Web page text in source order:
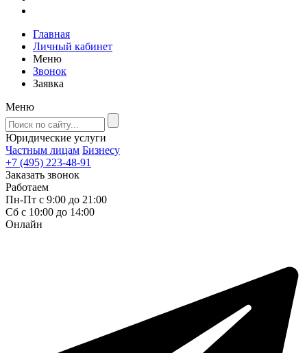
Главная
Личный кабинет
Меню
Звонок
Заявка
Меню
Юридические услуги
Частным лицам Бизнесу
+7 (495) 223-48-91
Заказать звонок
Работаем
Пн-Пт с 9:00 до 21:00
Сб с 10:00 до 14:00
Онлайн